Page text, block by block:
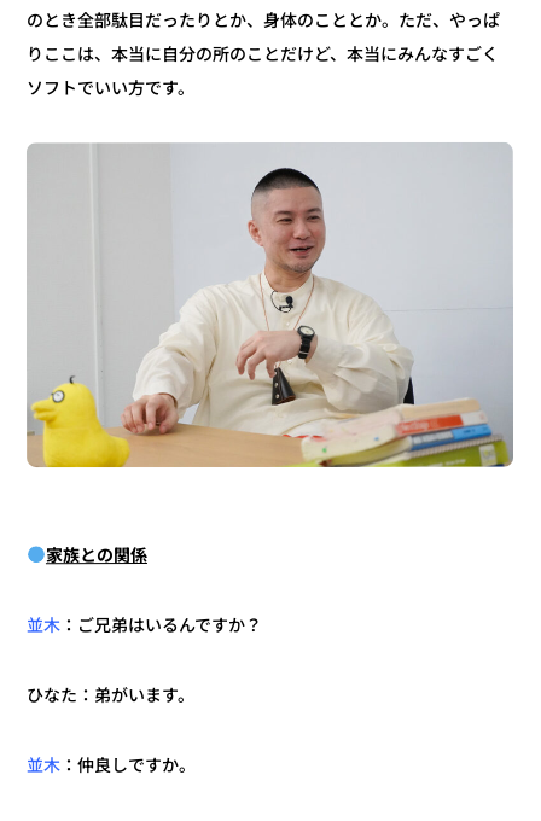
のとき全部駄目だったりとか、身体のこととか。ただ、やっぱ
りここは、本当に自分の所のことだけど、本当にみんなすごく
ソフトでいい方です。
家族との関係
並木 ：ご兄弟はいるんですか？
ひなた：弟がいます。
並木 ：仲良しですか。